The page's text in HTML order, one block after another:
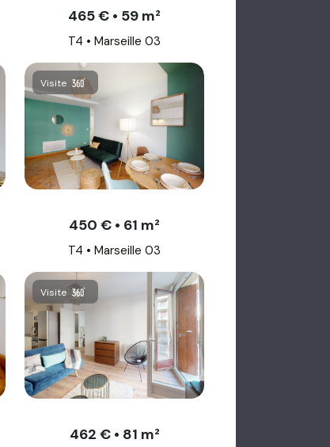
465 € • 59 m²
T4 • Marseille 03
Visite
450 € • 61 m²
T4 • Marseille 03
Visite
462 € • 81 m²